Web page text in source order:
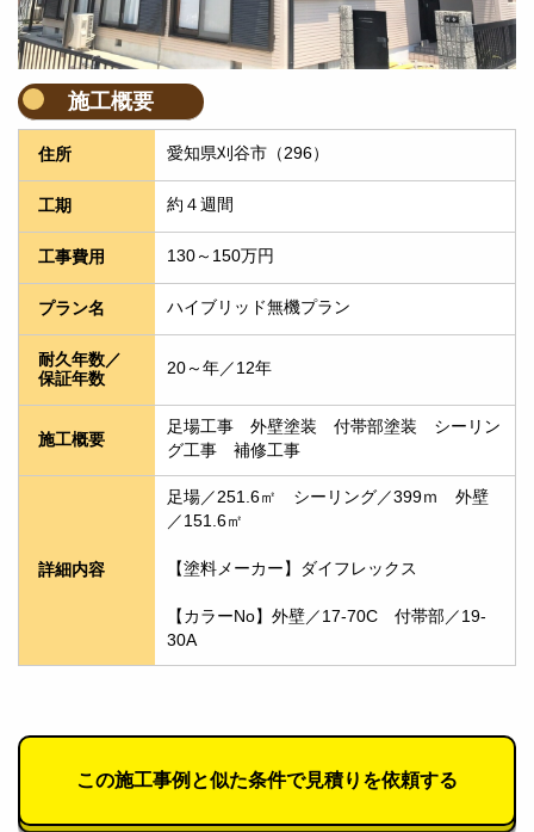
施工概要
住所 愛知県刈谷市（296）
工期 約４週間
工事費用 130～150万円
プラン名 ハイブリッド無機プラン
耐久年数／
保証年数
20～年／12年
施工概要
足場工事　外壁塗装　付帯部塗装　シーリン
グ工事　補修工事
詳細内容
足場／251.6㎡　シーリング／399ｍ　外壁
／151.6㎡
【塗料メーカー】ダイフレックス
【カラーNo】外壁／17-70C　付帯部／19-
30A
この施工事例と似た条件で見積りを依頼する